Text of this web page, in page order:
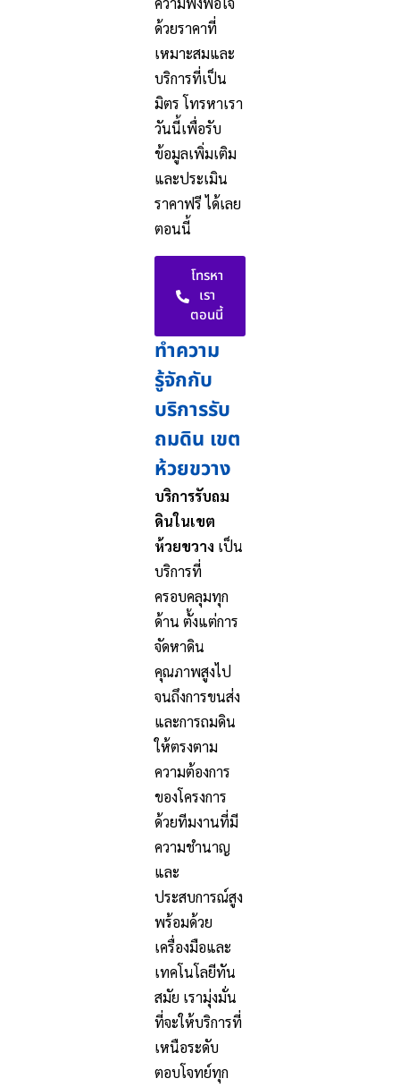
ด้วยราคาที่
เหมาะสมและ
บริการที่เป็น
มิตร โทรหาเรา
วันนี้เพื่อรับ
ข้อมูลเพิ่มเติม
และประเมิน
ราคาฟรี ได้เลย
ตอนนี้
โทรหา
เรา
ตอนนี้
ทำความ
รู้จักกับ
บริการรับ
ถมดิน เขต
ห้วยขวาง
บริการรับถม
ดินในเขต
ห้วยขวาง เป็น
บริการที่
ครอบคลุมทุก
ด้าน ตั้งแต่การ
จัดหาดิน
คุณภาพสูงไป
จนถึงการขนส่ง
และการถมดิน
ให้ตรงตาม
ความต้องการ
ของโครงการ
ด้วยทีมงานที่มี
ความชำนาญ
และ
ประสบการณ์สูง
พร้อมด้วย
เครื่องมือและ
เทคโนโลยีทัน
สมัย เรามุ่งมั่น
ที่จะให้บริการที่
เหนือระดับ
ตอบโจทย์ทุก